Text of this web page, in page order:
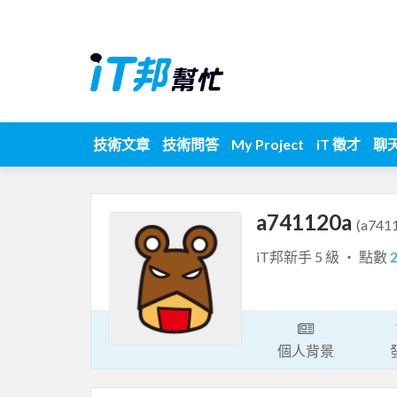
技術文章 技術問答 My Project iT 徵才 聊
a741120a
iT邦新手 5 級 ‧ 點數
個人背景